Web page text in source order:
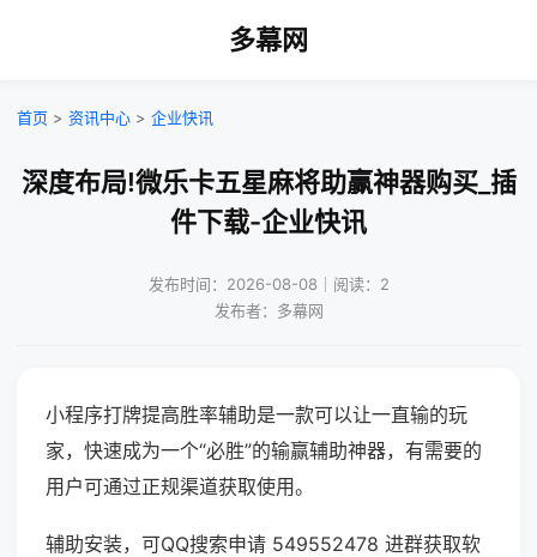
多幕网
首页 > 资讯中心 > 企业快讯
深度布局!微乐卡五星麻将助赢神器购买_插
件下载-企业快讯
发布时间：2026-08-08｜阅读：2
发布者：多幕网
小程序打牌提高胜率辅助是一款可以让一直输的玩
家，快速成为一个“必胜”的输赢辅助神器，有需要的
用户可通过正规渠道获取使用。
辅助安装，可QQ搜索申请 549552478 进群获取软